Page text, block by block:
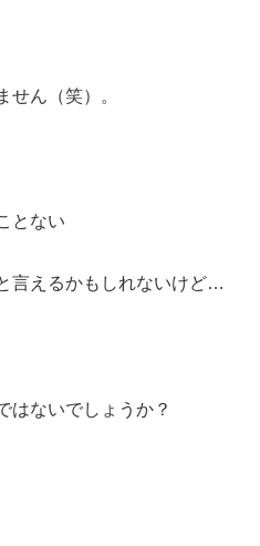
せん（笑）。
とない
言えるかもしれないけど…
はないでしょうか？